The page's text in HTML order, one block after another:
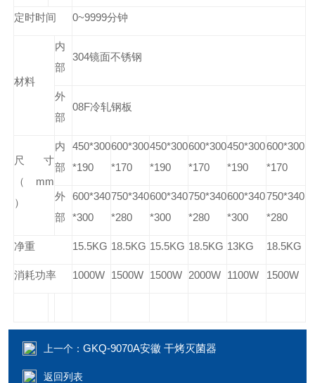
定时时间 0~9999分钟
材料
内
部
304镜面不锈钢
外
部
08F冷轧钢板
尺寸
（mm
）
内
部
450*300
*190
600*300
*170
450*300
*190
600*300
*170
450*300
*190
600*300
*170
外
部
600*340
*300
750*340
*280
600*340
*300
750*340
*280
600*340
*300
750*340
*280
净重 15.5KG 18.5KG 15.5KG 18.5KG 13KG 18.5KG
消耗功率 1000W 1500W 1500W 2000W 1100W 1500W
上一个： GKQ-9070A安徽 干烤灭菌器
返回列表